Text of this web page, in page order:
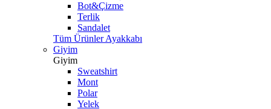
Bot&Çizme
Terlik
Sandalet
Tüm Ürünler Ayakkabı
Giyim
Giyim
Sweatshirt
Mont
Polar
Yelek